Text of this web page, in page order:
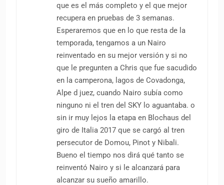
que es el más completo y el que mejor
recupera en pruebas de 3 semanas.
Esperaremos que en lo que resta de la
temporada, tengamos a un Nairo
reinventado en su mejor versión y si no
que le pregunten a Chris que fue sacudido
en la camperona, lagos de Covadonga,
Alpe d juez, cuando Nairo subía como
ninguno ni el tren del SKY lo aguantaba. o
sin ir muy lejos la etapa en Blochaus del
giro de Italia 2017 que se cargó al tren
persecutor de Domou, Pinot y Nibali.
Bueno el tiempo nos dirá qué tanto se
reinventó Nairo y si le alcanzará para
alcanzar su sueño amarillo.